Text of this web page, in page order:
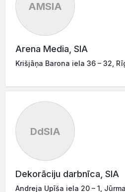
AMSIA
Arena Media, SIA
Krišjāņa Barona iela 36 – 32,
DdSIA
Dekorāciju darbnīca, SIA
Andreja Upīša iela 20 – 1,